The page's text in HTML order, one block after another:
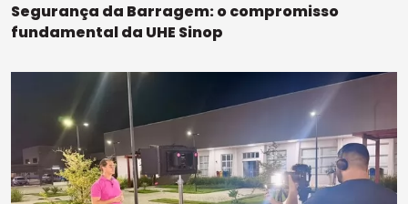
Segurança da Barragem: o compromisso
fundamental da UHE Sinop